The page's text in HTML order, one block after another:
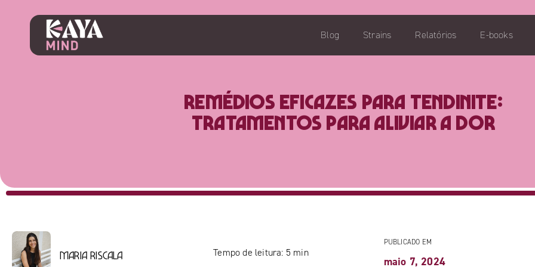
Blog Strains Relatórios E-books
Remédios eficazes para tendinite:
tratamentos para aliviar a dor
Maria Riscala Tempo de leitura: 5 min
PUBLICADO EM
maio 7, 2024